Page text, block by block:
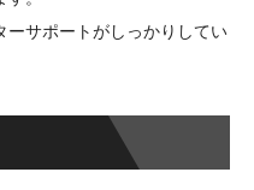
ーサポートがしっかりしてい